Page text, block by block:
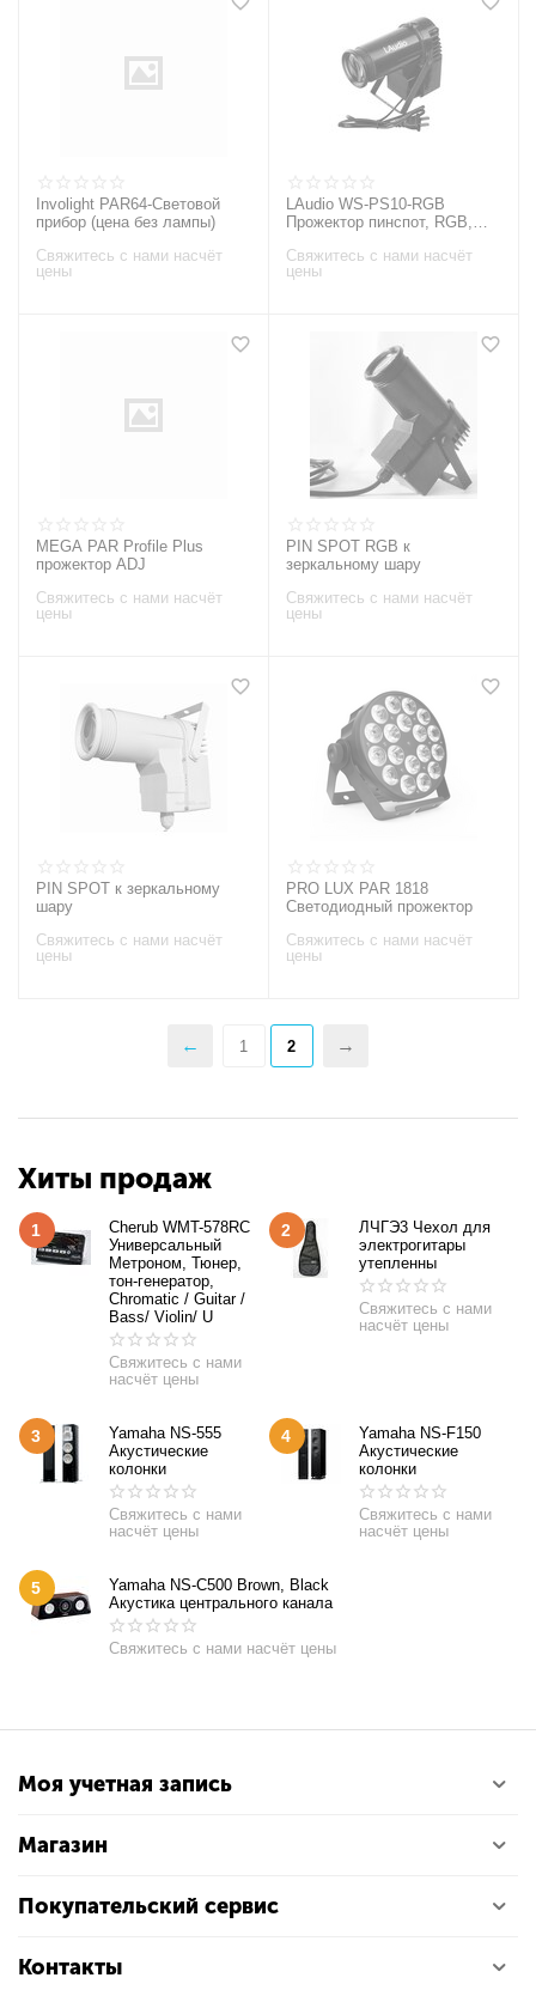
Involight PAR64-Световой
прибор (цена без лампы)
Свяжитесь с нами насчёт
цены
LAudio WS-PS10-RGB
Прожектор пинспот, RGB,
Свяжитесь с нами насчёт
цены
MEGA PAR Profile Plus
прожектор ADJ
Свяжитесь с нами насчёт
цены
PIN SPOT RGB к
зеркальному шару
Свяжитесь с нами насчёт
цены
PIN SPOT к зеркальному
шару
Свяжитесь с нами насчёт
цены
PRO LUX PAR 1818
Светодиодный прожектор
Свяжитесь с нами насчёт
цены
1 2
Хиты продаж
1
Cherub WMT-578RC
Универсальный
Метроном, Тюнер,
тон-генератор,
Chromatic / Guitar /
Bass/ Violin/ U
Свяжитесь с нами
насчёт цены
2
ЛЧГЭ3 Чехол для
электрогитары
утепленны
Свяжитесь с нами
насчёт цены
3
Yamaha NS-555
Акустические
колонки
Свяжитесь с нами
насчёт цены
4
Yamaha NS-F150
Акустические
колонки
Свяжитесь с нами
насчёт цены
5
Yamaha NS-C500 Brown, Black
Акустика центрального канала
Свяжитесь с нами насчёт цены
Моя учетная запись
Магазин
Покупательский сервис
Контакты